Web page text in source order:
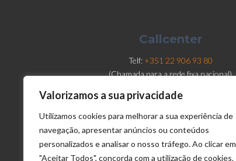
Valorizamos a sua privacidade
Utilizamos cookies para melhorar a sua experiência de
navegação, apresentar anúncios ou conteúdos
personalizados e analisar o nosso tráfego. Ao clicar em
"Aceitar Todos", concorda com a utilização de cookies.
Callcenter
Telf: +351 22 906 93 80
(Chamada para a rede fixa nacional)
email:callcenter@diusframi.pt